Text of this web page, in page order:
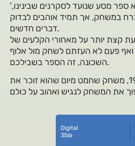
'בעקבות השחמט' הוא ספר מסע שנועד לסקרנים שבינינו,
במשחק, אך תמיד אוהבים לבדוק
דברים חדשים.
קצת יותר על מאחורי הקלעים של
פעם לא העזתם לשחק מול אלוף
השכונה, זה הספר בשבילכם.
צחי שביט, יליד 1993, משחק שחמט מיום שהוא זוכר את
Digital
35₪